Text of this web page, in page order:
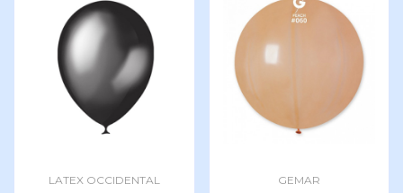
LATEX OCCIDENTAL GEMAR